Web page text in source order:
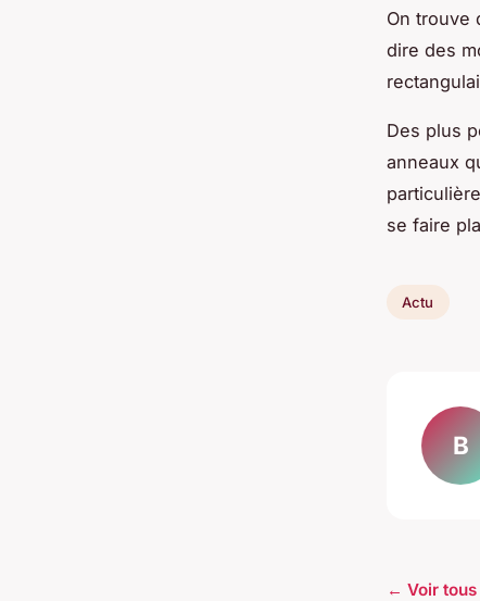
On trouve
dire des
Des plus
anneaux
se faire
Actu
B
← Voir